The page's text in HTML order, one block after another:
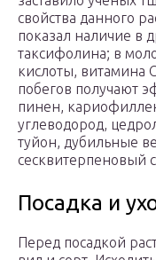
свойства данного
показал наличие в
таксифолина; в
кислоты, витамина
побегов получают
пинен,
углеводород,
туйон, дубильные
сесквитерпеновый
Посадка и
Перед посадкой